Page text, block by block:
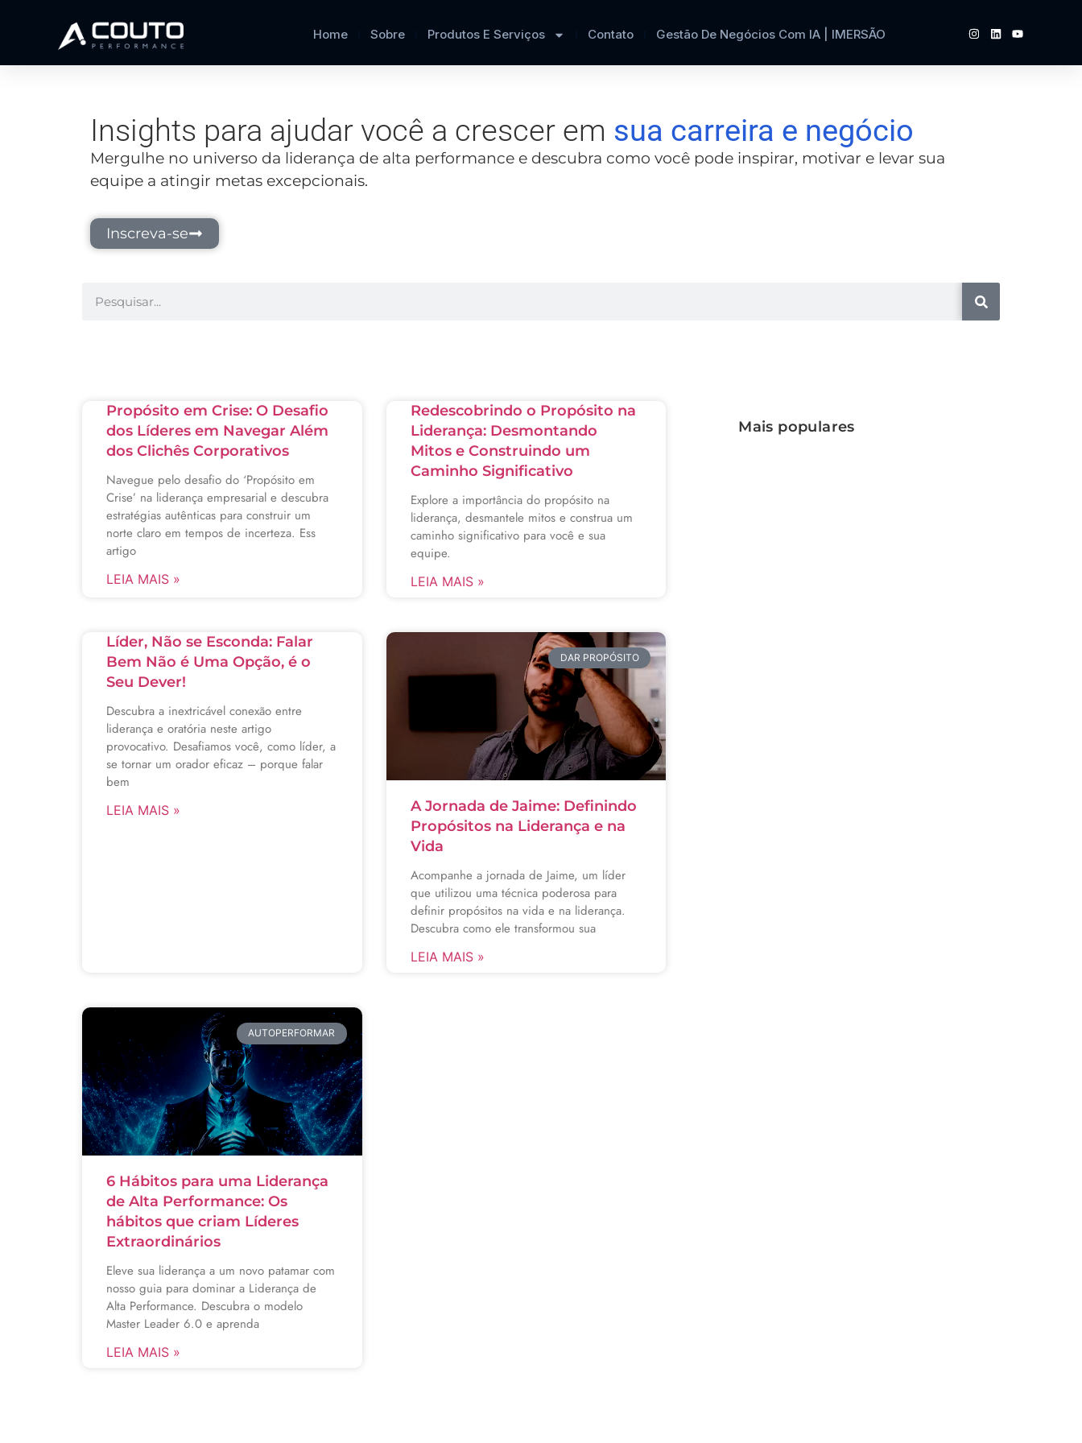
Home Sobre Produtos E Serviços Contato Gestão De Negócios Com IA | IMERSÃO
Insights para ajudar você a crescer em sua carreira e negócio
Mergulhe no universo da liderança de alta performance e descubra como você pode inspirar, motivar e levar sua
equipe a atingir metas excepcionais.
Inscreva-se
Propósito em Crise: O Desafio
dos Líderes em Navegar Além
dos Clichês Corporativos
Navegue pelo desafio do ‘Propósito em
Crise’ na liderança empresarial e descubra
estratégias autênticas para construir um
norte claro em tempos de incerteza. Ess
artigo
LEIA MAIS »
Redescobrindo o Propósito na
Liderança: Desmontando
Mitos e Construindo um
Caminho Significativo
Explore a importância do propósito na
liderança, desmantele mitos e construa um
caminho significativo para você e sua
equipe.
LEIA MAIS »
Líder, Não se Esconda: Falar
Bem Não é Uma Opção, é o
Seu Dever!
Descubra a inextricável conexão entre
liderança e oratória neste artigo
provocativo. Desafiamos você, como líder, a
se tornar um orador eficaz – porque falar
bem
LEIA MAIS »
DAR PROPÓSITO
A Jornada de Jaime: Definindo
Propósitos na Liderança e na
Vida
Acompanhe a jornada de Jaime, um líder
que utilizou uma técnica poderosa para
definir propósitos na vida e na liderança.
Descubra como ele transformou sua
LEIA MAIS »
AUTOPERFORMAR
6 Hábitos para uma Liderança
de Alta Performance: Os
hábitos que criam Líderes
Extraordinários
Eleve sua liderança a um novo patamar com
nosso guia para dominar a Liderança de
Alta Performance. Descubra o modelo
Master Leader 6.0 e aprenda
LEIA MAIS »
Mais populares